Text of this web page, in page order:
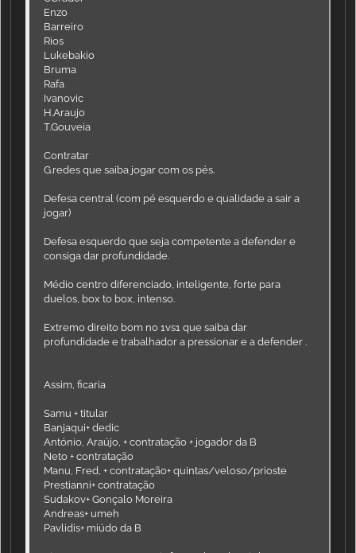
Enzo
Barreiro
Rios
Lukebakio
Bruma
Rafa
Ivanovic
H.Araujo
T.Gouveia
Contratar
G.redes que saiba jogar com os pés.
Defesa central (com pé esquerdo e qualidade a sair a
jogar)
Defesa esquerdo que seja competente a defender e
consiga dar profundidade.
Médio centro diferenciado, inteligente, forte para
duelos, box to box, intenso.
Extremo direito bom no 1vs1 que saiba dar
profundidade e trabalhador a pressionar e a defender .
Assim, ficaria
Samu + titular
Banjaqui+ dedic
António, Araújo, + contratação + jogador da B
Neto + contratação
Manu, Fred, + contratação+ quintas/veloso/prioste
Prestianni+ contratação
Sudakov+ Gonçalo Moreira
Andreas+ umeh
Pavlidis+ miúdo da B